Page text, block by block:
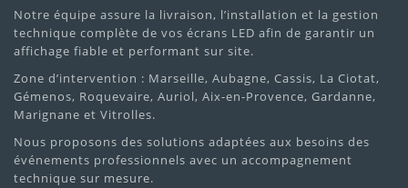
Notre équipe assure la livraison, l’installation et la gestion
technique complète de vos écrans LED afin de garantir un
affichage fiable et performant sur site.
Zone d’intervention : Marseille, Aubagne, Cassis, La Ciotat,
Gémenos, Roquevaire, Auriol, Aix-en-Provence, Gardanne,
Marignane et Vitrolles.
Nous proposons des solutions adaptées aux besoins des
événements professionnels avec un accompagnement
technique sur mesure.